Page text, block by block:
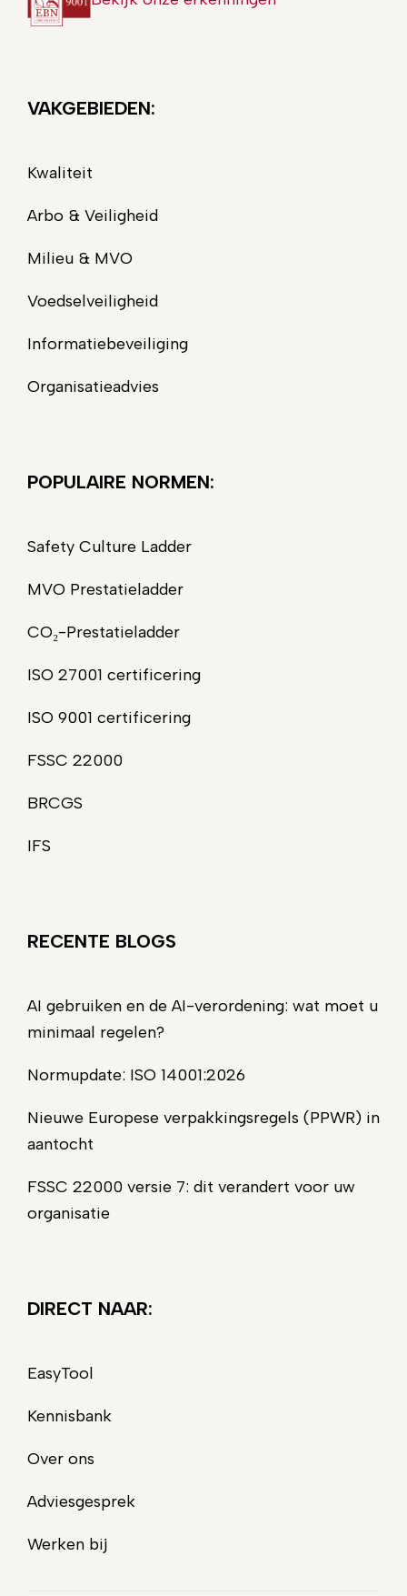
VAKGEBIEDEN:
Kwaliteit
Arbo & Veiligheid
Milieu & MVO
Voedselveiligheid
Informatiebeveiliging
Organisatieadvies
POPULAIRE NORMEN:
Safety Culture Ladder
MVO Prestatieladder
CO₂-Prestatieladder
ISO 27001 certificering
ISO 9001 certificering
FSSC 22000
BRCGS
IFS
RECENTE BLOGS
AI gebruiken en de AI-verordening: wat moet u
minimaal regelen?
Normupdate: ISO 14001:2026
Nieuwe Europese verpakkingsregels (PPWR) in
aantocht
FSSC 22000 versie 7: dit verandert voor uw
organisatie
DIRECT NAAR:
EasyTool
Kennisbank
Over ons
Adviesgesprek
Werken bij